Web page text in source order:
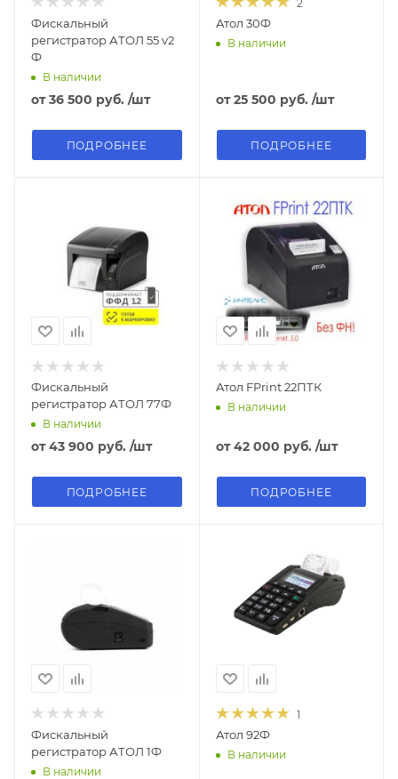
Фискальный
регистратор АТОЛ 55 v2
Ф
В наличии
от36 500 руб. /шт
ПОДРОБНЕЕ
2
Атол 30Ф
В наличии
от25 500 руб. /шт
ПОДРОБНЕЕ
Фискальный
регистратор АТОЛ 77Ф
В наличии
от43 900 руб. /шт
ПОДРОБНЕЕ
Атол FPrint 22ПТК
В наличии
от42 000 руб. /шт
ПОДРОБНЕЕ
Фискальный
регистратор АТОЛ 1Ф
В наличии
1
Атол 92Ф
В наличии